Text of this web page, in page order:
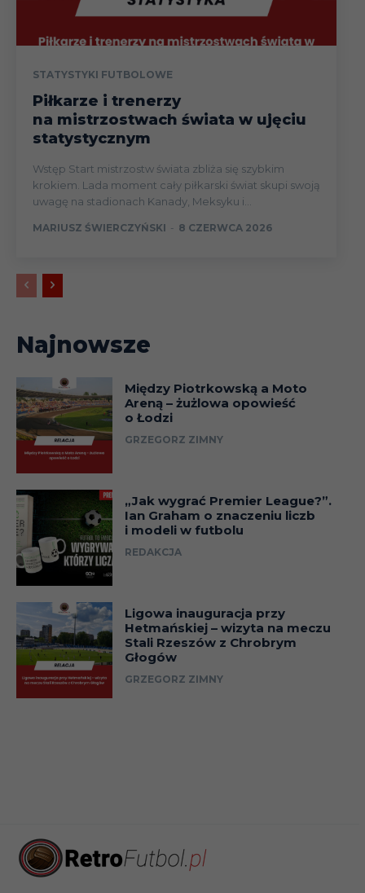
STATYSTYKI FUTBOLOWE
Piłkarze i trenerzy
na mistrzostwach świata w ujęciu
statystycznym
Wstęp Start mistrzostw świata zbliża się szybkim
krokiem. Lada moment cały piłkarski świat skupi swoją
uwagę na stadionach Kanady, Meksyku i...
MARIUSZ ŚWIERCZYŃSKI - 8 CZERWCA 2026
Najnowsze
Między Piotrkowską a Moto
Areną – żużlowa opowieść
o Łodzi
GRZEGORZ ZIMNY
„Jak wygrać Premier League?”.
Ian Graham o znaczeniu liczb
i modeli w futbolu
REDAKCJA
Ligowa inauguracja przy
Hetmańskiej – wizyta na meczu
Stali Rzeszów z Chrobrym
Głogów
GRZEGORZ ZIMNY